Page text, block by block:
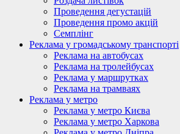
Проведення дегустацій
Проведення промо акцій
Семплінг
Реклама у громадському транспорті
Реклама на автобусах
Реклама на тролейбусах
Реклама у маршрутках
Реклама на трамваях
Реклама у метро
Реклама у метро Києва
Реклама у метро Харкова